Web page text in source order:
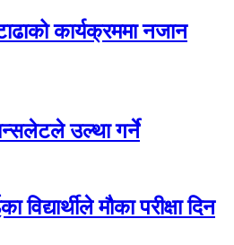
कार्यक्रममा नजान
उल्था गर्ने
मौका परीक्षा दिन